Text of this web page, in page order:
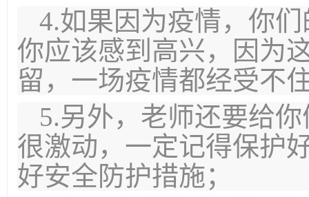
4.如果因为疫情，你
你应该感到高兴，因为
留，一场疫情都经受不
5.另外，老师还要给
很激动，一定记得保护
好安全防护措施；